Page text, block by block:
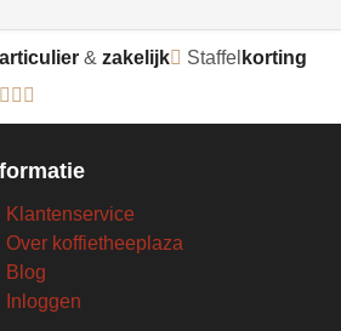
& zakelijk Staffel korting
Klantenservice
Over koffietheeplaza
Blog
Inloggen